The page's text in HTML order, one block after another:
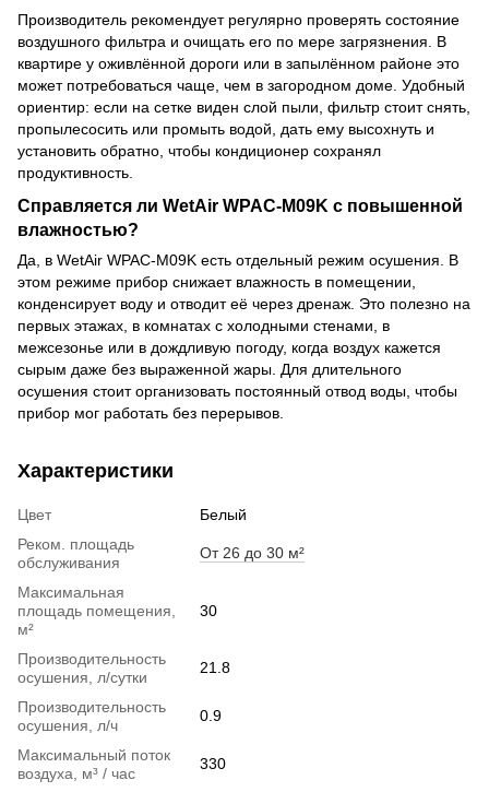
Производитель рекомендует регулярно проверять состояние
воздушного фильтра и очищать его по мере загрязнения. В
квартире у оживлённой дороги или в запылённом районе это
может потребоваться чаще, чем в загородном доме. Удобный
ориентир: если на сетке виден слой пыли, фильтр стоит снять,
пропылесосить или промыть водой, дать ему высохнуть и
установить обратно, чтобы кондиционер сохранял
продуктивность.
Справляется ли WetAir WPAC-M09K с повышенной
влажностью?
Да, в WetAir WPAC-M09K есть отдельный режим осушения. В
этом режиме прибор снижает влажность в помещении,
конденсирует воду и отводит её через дренаж. Это полезно на
первых этажах, в комнатах с холодными стенами, в
межсезонье или в дождливую погоду, когда воздух кажется
сырым даже без выраженной жары. Для длительного
осушения стоит организовать постоянный отвод воды, чтобы
прибор мог работать без перерывов.
Характеристики
Цвет
Белый
Реком. площадь
обслуживания
От 26 до 30 м²
Максимальная
площадь помещения,
м²
30
Производительность
осушения, л/сутки
21.8
Производительность
осушения, л/ч
0.9
Максимальный поток
воздуха, м³ / час
330